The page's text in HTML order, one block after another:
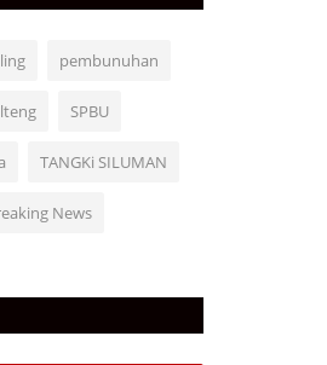
pembunuhan
SPBU
TANGKi SILUMAN
News